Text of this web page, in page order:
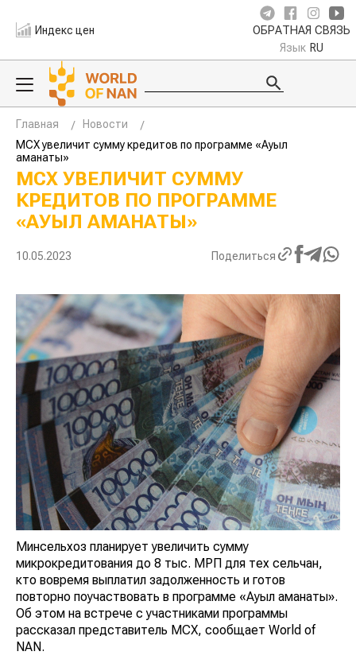
Индекс цен ОБРАТНАЯ СВЯЗЬ
Язык RU
Главная
Новости
МСХ увеличит сумму кредитов по программе «Ауыл
аманаты»
МСХ УВЕЛИЧИТ СУММУ
КРЕДИТОВ ПО ПРОГРАММЕ
«АУЫЛ АМАНАТЫ»
10.05.2023 Поделиться
Минсельхоз планирует увеличить сумму
микрокредитования до 8 тыс. МРП для тех сельчан,
кто вовремя выплатил задолженность и готов
повторно поучаствовать в программе «Ауыл аманаты».
Об этом на встрече с участниками программы
рассказал представитель МСХ, сообщает World of
NAN.